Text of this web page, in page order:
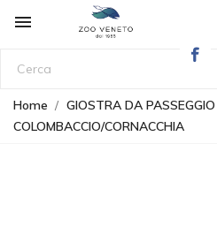

Home
GIOSTRA DA PASSEGGIO
COLOMBACCIO/CORNACCHIA